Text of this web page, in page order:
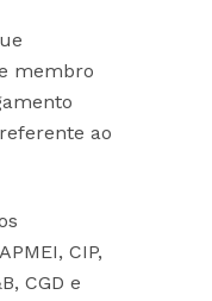
membro
ao
CIP,
CGD e